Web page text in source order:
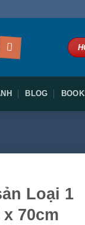
BLOG
Loại 1
70cm